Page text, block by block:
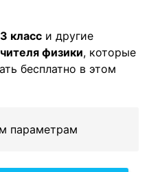
класс и другие
физики, которые
бесплатно в этом
параметрам